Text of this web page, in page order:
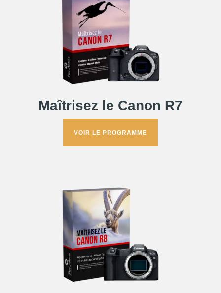
Maîtrisez le Canon R7
VOIR LE PROGRAMME